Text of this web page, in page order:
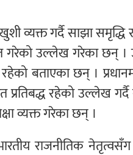
व्यक्त गर्दै साझा समृद्धि
गरेको उल्लेख गरेका छन् ।
बताएका छन् ।
रहेको उल्लेख
व्यक्त गरेका छन् ।
राजनीतिक नेतृत्वसँग